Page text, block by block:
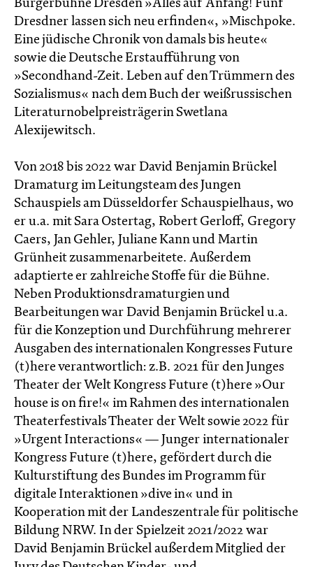
Bürgerbühne Dresden »Alles auf Anfang! Fünf
Dresdner lassen sich neu erfinden«, »Mischpoke.
Eine jüdische Chronik von damals bis heute«
sowie die Deutsche Erstaufführung von
»Secondhand-Zeit. Leben auf den Trümmern des
Sozialismus« nach dem Buch der weißrussischen
Literaturnobelpreisträgerin Swetlana
Alexijewitsch.
Von 2018 bis 2022 war David Benjamin Brückel
Dramaturg im Leitungsteam des Jungen
Schauspiels am Düsseldorfer Schauspielhaus, wo
er u.a. mit Sara Ostertag, Robert Gerloff, Gregory
Caers, Jan Gehler, Juliane Kann und Martin
Grünheit zusammenarbeitete. Außerdem
adaptierte er zahlreiche Stoffe für die Bühne.
Neben Produktionsdramaturgien und
Bearbeitungen war David Benjamin Brückel u.a.
für die Konzeption und Durchführung mehrerer
Ausgaben des internationalen Kongresses Future
(t)here verantwortlich: z.B. 2021 für den Junges
Theater der Welt Kongress Future (t)here »Our
house is on fire!« im Rahmen des internationalen
Theaterfestivals Theater der Welt sowie 2022 für
»Urgent Interactions« — Junger internationaler
Kongress Future (t)here, gefördert durch die
Kulturstiftung des Bundes im Programm für
digitale Interaktionen »dive in« und in
Kooperation mit der Landeszentrale für politische
Bildung NRW. In der Spielzeit 2021/2022 war
David Benjamin Brückel außerdem Mitglied der